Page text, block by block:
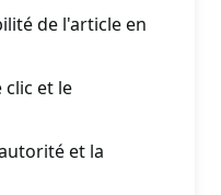
de l'article en
et le
et la